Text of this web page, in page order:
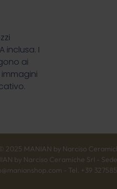
inclusa. I
ai
© 2025 MANIAN by Narciso
by Narciso Ceramiche Srl -
- Tel. +39